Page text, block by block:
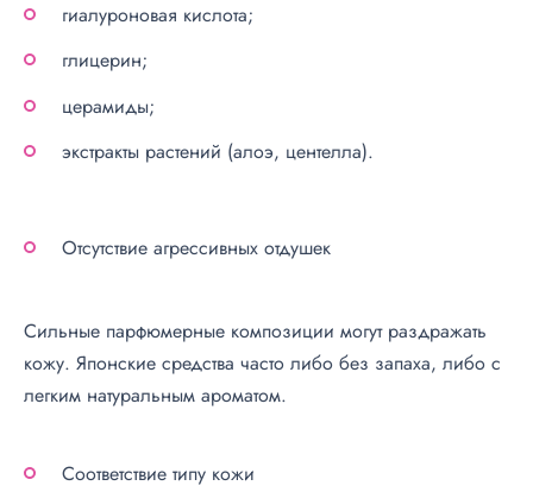
гиалуроновая кислота;
глицерин;
церамиды;
экстракты растений (алоэ, центелла).
Отсутствие агрессивных отдушек
Сильные парфюмерные композиции могут раздражать
кожу. Японские средства часто либо без запаха, либо с
легким натуральным ароматом.
Соответствие типу кожи